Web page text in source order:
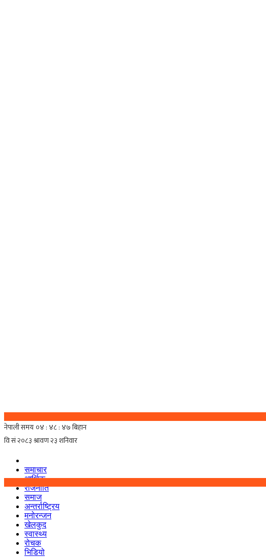
समाचार
आर्थिक
राजनीति
समाज
अन्तर्राष्ट्रिय
मनोरन्जन
खेलकुद
स्वास्थ्य
रोचक
भिडियो